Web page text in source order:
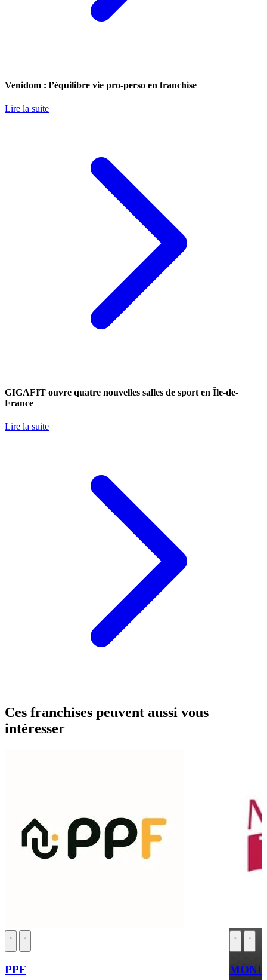
Venidom : l’équilibre vie pro-perso en franchise
Lire la suite
GIGAFIT ouvre quatre nouvelles salles de sport en Île-de-
France
Lire la suite
Ces franchises peuvent aussi vous
intéresser
PPF